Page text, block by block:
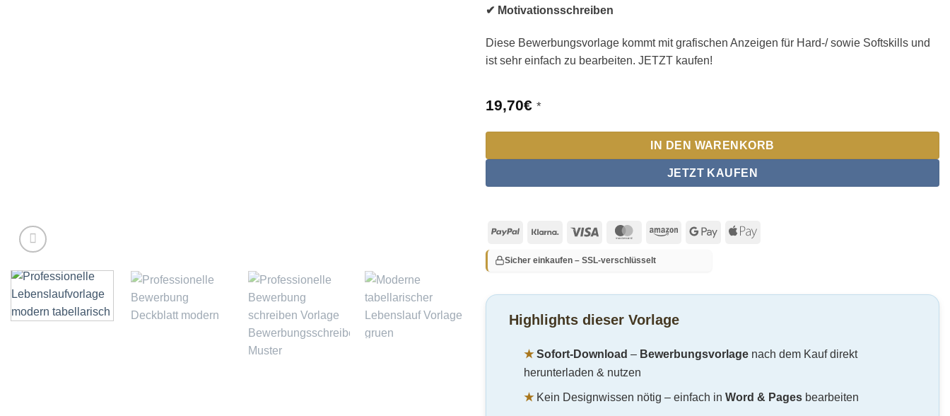
✔ Motivationsschreiben
Diese Bewerbungsvorlage kommt mit grafischen Anzeigen für Hard-/ sowie Softskills und
ist sehr einfach zu bearbeiten. JETZT kaufen!
19,70€ *
IN DEN WARENKORB
JETZT KAUFEN
PayPal Klarna Visa MasterCardAmazonGoogle Apple
Sicher einkaufen – SSL-verschlüsselt
Highlights dieser Vorlage
★ Sofort-Download – Bewerbungsvorlagenach dem Kauf direkt
herunterladen & nutzen
★Kein Designwissen nötig – einfach in Word & Pagesbearbeiten